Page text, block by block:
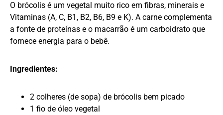
O brócolis é um vegetal muito rico em fibras, minerais e
Vitaminas (A, C, B1, B2, B6, B9 e K). A carne complementa
a fonte de proteínas e o macarrão é um carboidrato que
fornece energia para o bebê.
Ingredientes:
2 colheres (de sopa) de brócolis bem picado
1 fio de óleo vegetal